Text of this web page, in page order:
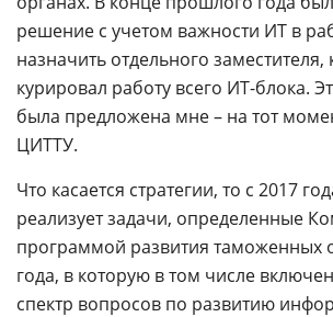
решение с учетом важности ИТ в
назначить отдельного
курировал работу всего ИТ-блока.
была предложена мне – на тот
ЦИТТУ.
Что касается стратегии, то с 2017
реализует задачи, определенные
программой развития таможенных
года, в которую в том числе
спектр вопросов по развитию